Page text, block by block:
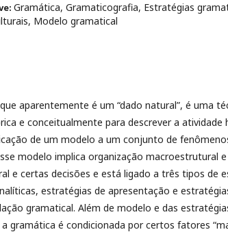
Gramática, Gramaticografia, Estratégias
Modelo gramatical
aparentemente é um “dado natural”, é uma
e conceitualmente para descrever a atividade
de um modelo a um conjunto de
modelo implica organização macroestrutural e
e certas decisões e está ligado a três tipos de
estratégias de apresentação e
gramatical. Além de modelo e das
gramática é condicionada por certos fatores